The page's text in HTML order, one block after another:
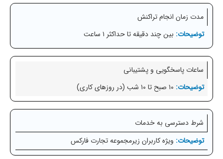
مدت زمان انجام تراکنش
بین چند دقیقه تا حداکثر ۱ ساعت
ساعات پاسخگویی و پشتیبانی
۱۰ صبح تا ۱۰ شب (در روزهای کاری)
شرط دسترسی به خدمات
ویژه کاربران زیرمجموعه تجارت فارکس